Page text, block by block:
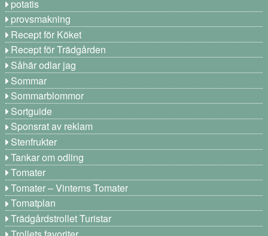
potatis
provsmakning
Recept för Köket
Recept för Trädgården
Såhär odlar jag
Sommar
Sommarblommor
Sortguide
Sponsrat av reklam
Stenfrukter
Tankar om odling
Tomater
Tomater – Vinterns Tomater
Tomatplan
Trädgårdstrollet Turistar